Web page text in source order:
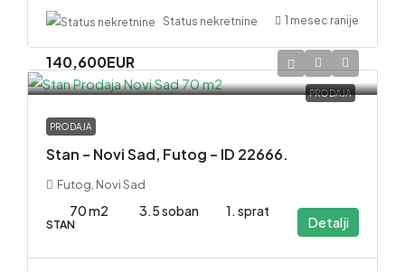
Status nekretnine 1 mesec ranije
PRODAJA
140,600EUR
PRODAJA
Stan – Novi Sad, Futog – ID 22666.
Futog, Novi Sad
70 m2 3.5 soban 1. sprat
STAN Detalji